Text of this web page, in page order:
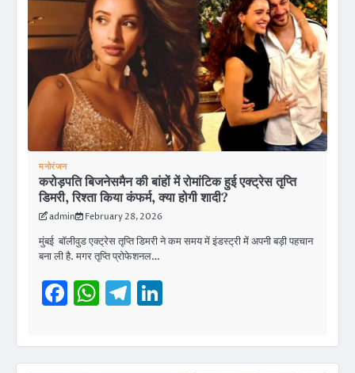
मनोरंजन
करोड़पति बिजनेसमैन की बांहों में रोमांटिक हुई एक्ट्रेस तृप्ति
डिमरी, रिश्ता किया कंफर्म, क्या होगी शादी?
admin February 28, 2026
मुंबई बॉलीवुड एक्ट्रेस तृप्ति डिमरी ने कम समय में इंडस्ट्री में अपनी बड़ी पहचान
बना ली है. मगर तृप्ति प्रोफेशनल…
Facebook
WhatsApp
Telegram